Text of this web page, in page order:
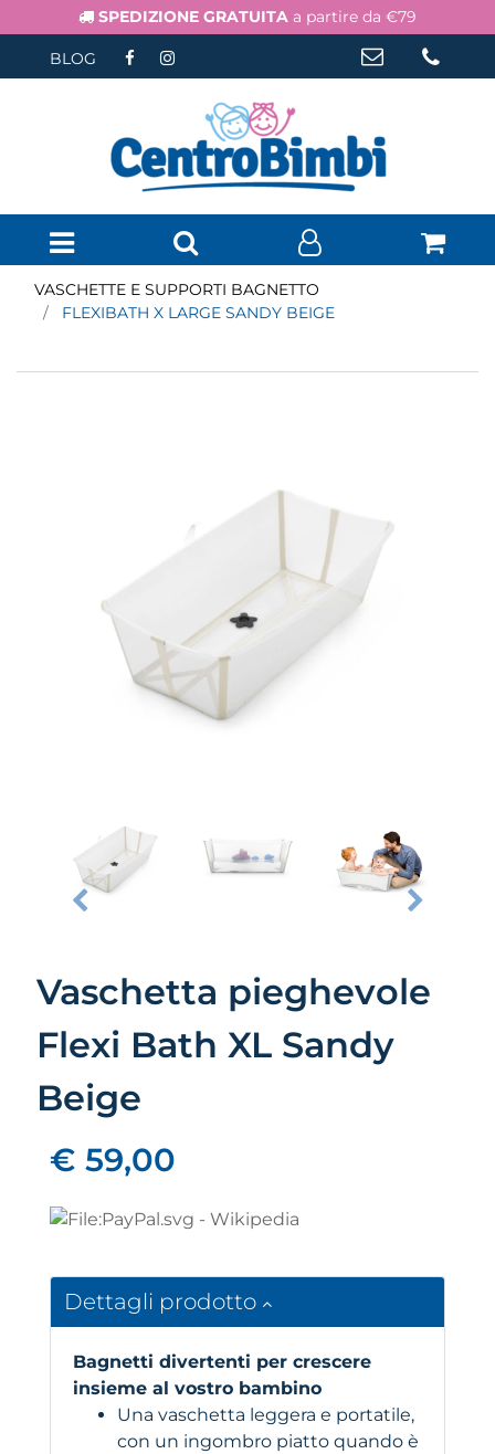
SPEDIZIONE GRATUITA a partire da €79
BLOG
Open menu
VASCHETTE E SUPPORTI BAGNETTO
FLEXIBATH X LARGE SANDY BEIGE
Vaschetta pieghevole
Flexi Bath XL Sandy
Beige
€ 59,00
Dettagli prodotto
Bagnetti divertenti per crescere
insieme al vostro bambino
Una vaschetta leggera e portatile,
con un ingombro piatto quando è